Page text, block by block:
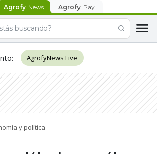
Agrofy News Agrofy Pay
: AgrofyNews Live
y política